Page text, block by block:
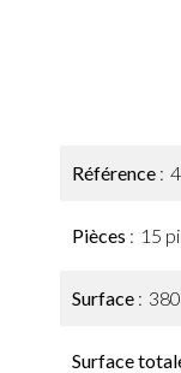
Référence
Pièces 15
Surface 380
Surface